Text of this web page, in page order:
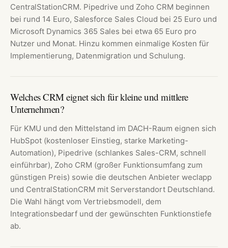
CentralStationCRM. Pipedrive und Zoho CRM beginnen
bei rund 14 Euro, Salesforce Sales Cloud bei 25 Euro und
Microsoft Dynamics 365 Sales bei etwa 65 Euro pro
Nutzer und Monat. Hinzu kommen einmalige Kosten für
Implementierung, Datenmigration und Schulung.
Welches CRM eignet sich für kleine und mittlere
Unternehmen?
Für KMU und den Mittelstand im DACH-Raum eignen sich
HubSpot (kostenloser Einstieg, starke Marketing-
Automation), Pipedrive (schlankes Sales-CRM, schnell
einführbar), Zoho CRM (großer Funktionsumfang zum
günstigen Preis) sowie die deutschen Anbieter weclapp
und CentralStationCRM mit Serverstandort Deutschland.
Die Wahl hängt vom Vertriebsmodell, dem
Integrationsbedarf und der gewünschten Funktionstiefe
ab.